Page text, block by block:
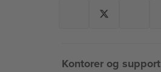
Kontorer og support